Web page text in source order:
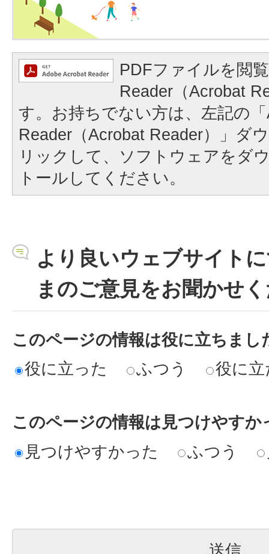
PDFファイルを閲
Reader（Acrobat
す。お持ちでない方は、左記の
Reader（Acrobat Reader）」ダ
リックして、ソフトウェアをダ
トールしてください。
より良いウェブサイト
まのご意見をお聞かせ
このページの情報は役に立ちまし
役に立った
ふつう 役に
このページの情報は見つけやすか
見つけやすかった
ふつう